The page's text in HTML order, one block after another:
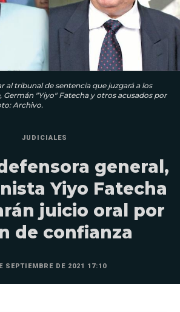
al tribunal de sentencia que juzgará a los
Germán "Yiyo" Fatecha y otros acusados por
Archivo.
JUDICIALES
general,
Yiyo Fatecha
juicio oral por
de confianza
SEPTIEMBRE DE 2021 17:10